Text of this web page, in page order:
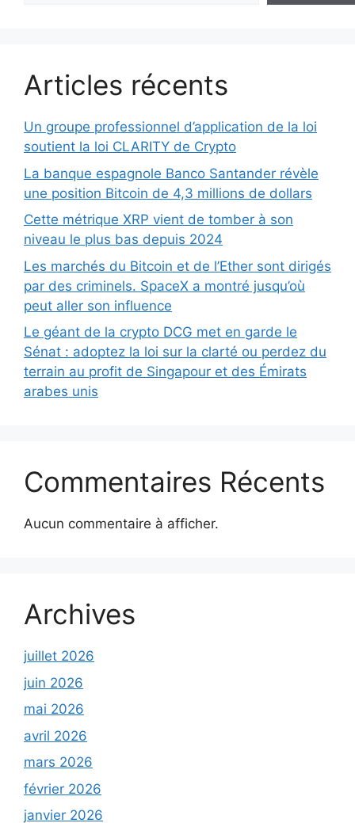
Articles récents
Un groupe professionnel d’application de la loi
soutient la loi CLARITY de Crypto
La banque espagnole Banco Santander révèle
une position Bitcoin de 4,3 millions de dollars
Cette métrique XRP vient de tomber à son
niveau le plus bas depuis 2024
Les marchés du Bitcoin et de l’Ether sont dirigés
par des criminels. SpaceX a montré jusqu’où
peut aller son influence
Le géant de la crypto DCG met en garde le
Sénat : adoptez la loi sur la clarté ou perdez du
terrain au profit de Singapour et des Émirats
arabes unis
Commentaires Récents
Aucun commentaire à afficher.
Archives
juillet 2026
juin 2026
mai 2026
avril 2026
mars 2026
février 2026
janvier 2026